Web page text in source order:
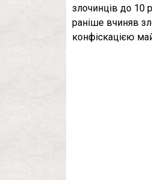
злочинців до 10
раніше вчиняв
конфіскацією